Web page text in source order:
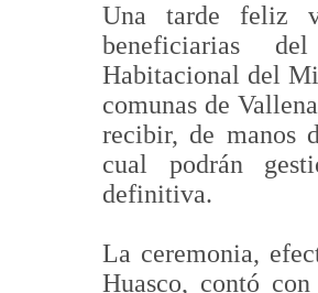
Una tarde feliz
beneficiarias
Habitacional del
comunas de
recibir, de manos
cual podrán
definitiva.
La ceremonia,
Huasco, contó